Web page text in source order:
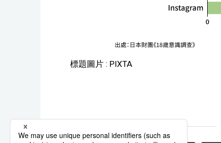
標題圖片 : PIXTA